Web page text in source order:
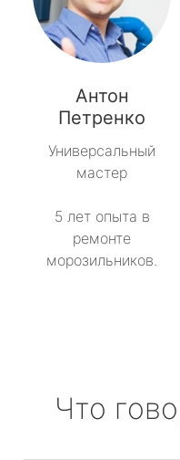
Антон
Петренко
Универсальный
мастер
5 лет опыта в
ремонте
морозильников.
Что